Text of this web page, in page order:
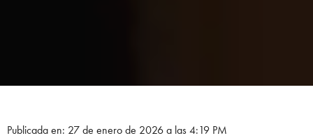
Publicada en: 27 de enero de 2026 a las 4:19 PM